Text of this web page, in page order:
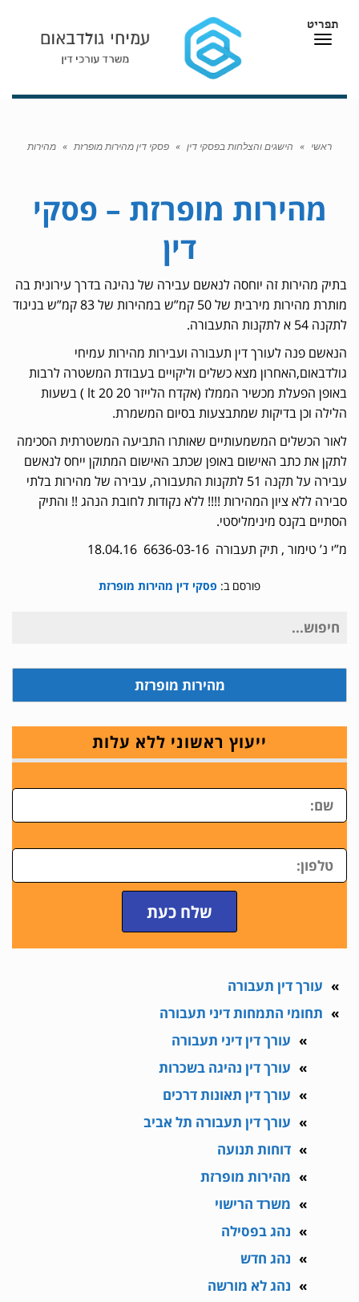
תפריט
תפריט
ראשי » הישגים והצלחות בפסקי דין » פסקי דין מהירות מופרזת » מהירות
מהירות מופרזת – פסקי
דין
בתיק מהירות זה יוחסה לנאשם עבירה של נהיגה בדרך עירונית בה
מותרת מהירות מירבית של 50 קמ”ש במהירות של 83 קמ”ש בניגוד
לתקנה 54 א לתקנות התעבורה.
הנאשם פנה לעורך דין תעבורה ועבירות מהירות עמיחי
גולדבאום,האחרון מצא כשלים וליקויים בעבודת המשטרה לרבות
באופן הפעלת מכשיר הממלז (אקדח הלייזר lt 20 20 ) בשעות
הלילה וכן בדיקות שמתבצעות בסיום המשמרת.
לאור הכשלים המשמעותיים שאותרו התביעה המשטרתית הסכימה
לתקן את כתב האישום באופן שכתב האישום המתוקן ייחס לנאשם
עבירה על תקנה 51 לתקנות התעבורה, עבירה של מהירות בלתי
סבירה ללא ציון המהירות !!!! ללא נקודות לחובת הנהג !! והתיק
הסתיים בקנס מינימליסטי.
מ”י נ’ טימור , תיק תעבורה 6636-03-16 18.04.16
פורסם ב: פסקי דין מהירות מופרזת
חיפוש
מהירות מופרזת
ייעוץ ראשוני ללא עלות
שלח כעת
עורך דין תעבורה
תחומי התמחות דיני תעבורה
עורך דין דיני תעבורה
עורך דין נהיגה בשכרות
עורך דין תאונות דרכים
עורך דין תעבורה תל אביב
דוחות תנועה
מהירות מופרזת
משרד הרישוי
נהג בפסילה
נהג חדש
נהג לא מורשה